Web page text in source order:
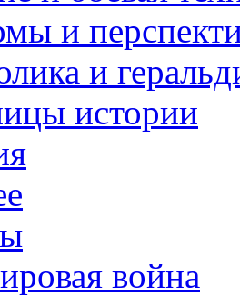
и
и
истории
война